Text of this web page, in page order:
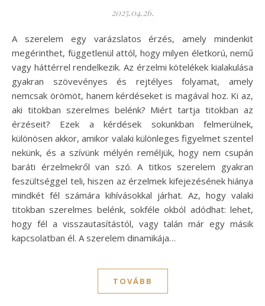
2025.04.26.
A szerelem egy varázslatos érzés, amely mindenkit
megérinthet, függetlenül attól, hogy milyen életkorú, nemű
vagy háttérrel rendelkezik. Az érzelmi kötelékek kialakulása
gyakran szövevényes és rejtélyes folyamat, amely
nemcsak örömöt, hanem kérdéseket is magával hoz. Ki az,
aki titokban szerelmes belénk? Miért tartja titokban az
érzéseit? Ezek a kérdések sokunkban felmerülnek,
különösen akkor, amikor valaki különleges figyelmet szentel
nekünk, és a szívünk mélyén reméljük, hogy nem csupán
baráti érzelmekről van szó. A titkos szerelem gyakran
feszültséggel teli, hiszen az érzelmek kifejezésének hiánya
mindkét fél számára kihívásokkal járhat. Az, hogy valaki
titokban szerelmes belénk, sokféle okból adódhat: lehet,
hogy fél a visszautasítástól, vagy talán már egy másik
kapcsolatban él. A szerelem dinamikája…
TOVÁBB